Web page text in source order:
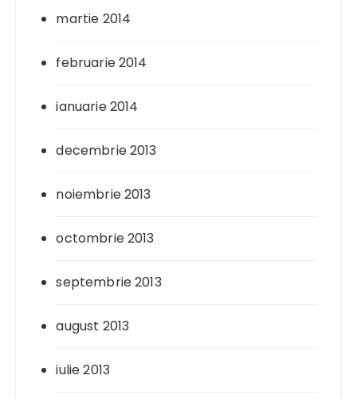
martie 2014
februarie 2014
ianuarie 2014
decembrie 2013
noiembrie 2013
octombrie 2013
septembrie 2013
august 2013
iulie 2013